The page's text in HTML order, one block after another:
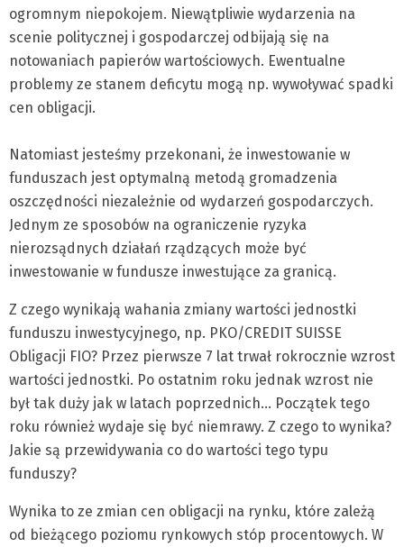
ogromnym niepokojem. Niewątpliwie wydarzenia na
scenie politycznej i gospodarczej odbijają się na
notowaniach papierów wartościowych. Ewentualne
problemy ze stanem deficytu mogą np. wywoływać spadki
cen obligacji.
Natomiast jesteśmy przekonani, że inwestowanie w
funduszach jest optymalną metodą gromadzenia
oszczędności niezależnie od wydarzeń gospodarczych.
Jednym ze sposobów na ograniczenie ryzyka
nierozsądnych działań rządzących może być
inwestowanie w fundusze inwestujące za granicą.
Z czego wynikają wahania zmiany wartości jednostki
funduszu inwestycyjnego, np. PKO/CREDIT SUISSE
Obligacji FIO? Przez pierwsze 7 lat trwał rokrocznie wzrost
wartości jednostki. Po ostatnim roku jednak wzrost nie
był tak duży jak w latach poprzednich… Początek tego
roku również wydaje się być niemrawy. Z czego to wynika?
Jakie są przewidywania co do wartości tego typu
funduszy?
Wynika to ze zmian cen obligacji na rynku, które zależą
od bieżącego poziomu rynkowych stóp procentowych. W